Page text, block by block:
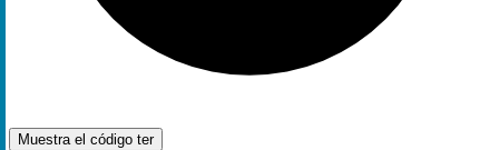
Muestra el código ter